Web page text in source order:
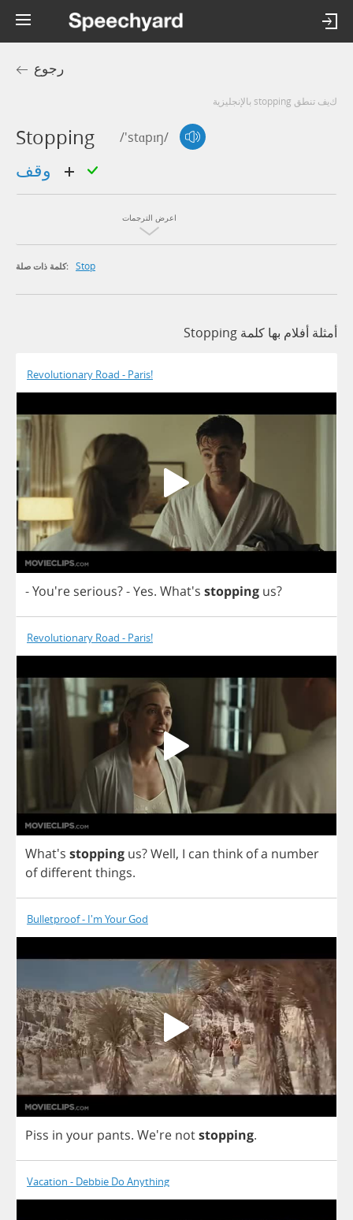
رجوع
كيف تنطق stopping بالإنجليزية
Stopping /'stɑpɪŋ/
اعرض الترجمات
كلمة ذات صلة: Stop
أمثلة أفلام بها كلمة Stopping
Revolutionary Road - Paris!
- You're serious?-Yes. What's stopping us?
Revolutionary Road - Paris!
What's stopping us?Well, I can think ofa number
of differentthings.
Bulletproof - I'm Your God
Piss in your pants. We're notstopping.
Vacation - Debbie Do Anything